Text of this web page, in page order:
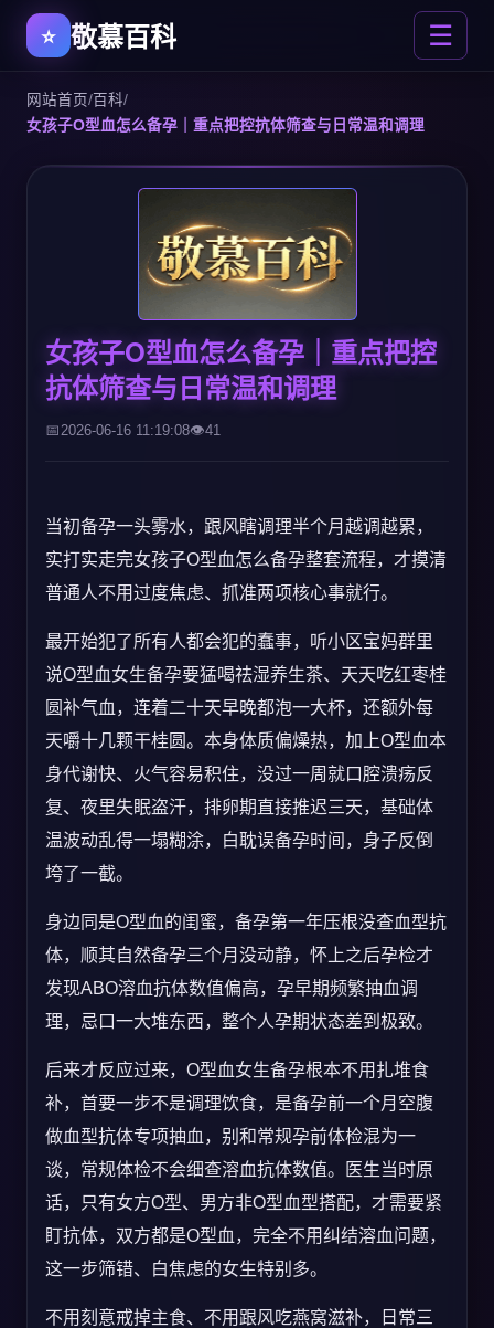
敬慕百科 ☰
网站首页/百科/
女孩子O型血怎么备孕｜重点把控抗体筛查与日常温和调理
女孩子O型血怎么备孕｜重点把控
抗体筛查与日常温和调理
2026-06-16 11:19:08 41
当初备孕一头雾水，跟风瞎调理半个月越调越累，
实打实走完女孩子O型血怎么备孕整套流程，才摸清
普通人不用过度焦虑、抓准两项核心事就行。
最开始犯了所有人都会犯的蠢事，听小区宝妈群里
说O型血女生备孕要猛喝祛湿养生茶、天天吃红枣桂
圆补气血，连着二十天早晚都泡一大杯，还额外每
天嚼十几颗干桂圆。本身体质偏燥热，加上O型血本
身代谢快、火气容易积住，没过一周就口腔溃疡反
复、夜里失眠盗汗，排卵期直接推迟三天，基础体
温波动乱得一塌糊涂，白耽误备孕时间，身子反倒
垮了一截。
身边同是O型血的闺蜜，备孕第一年压根没查血型抗
体，顺其自然备孕三个月没动静，怀上之后孕检才
发现ABO溶血抗体数值偏高，孕早期频繁抽血调
理，忌口一大堆东西，整个人孕期状态差到极致。
后来才反应过来，O型血女生备孕根本不用扎堆食
补，首要一步不是调理饮食，是备孕前一个月空腹
做血型抗体专项抽血，别和常规孕前体检混为一
谈，常规体检不会细查溶血抗体数值。医生当时原
话，只有女方O型、男方非O型血型搭配，才需要紧
盯抗体，双方都是O型血，完全不用纠结溶血问题，
这一步筛错、白焦虑的女生特别多。
不用刻意戒掉主食、不用跟风吃燕窝滋补，日常三